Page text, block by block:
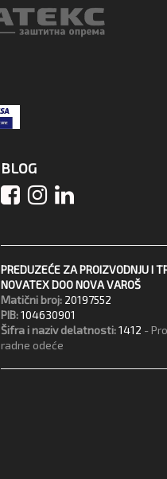
BLOG
PREDUZEĆE ZA PROIZVODNJU I
NOVATEX DOO NOVA VAROŠ
Matični broj: 20197552
PIB:104630901
Šifra i naziv delatnosti:1412 -
radne odeće